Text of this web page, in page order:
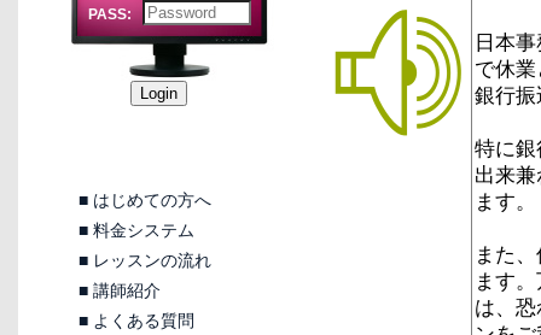
PASS:
■ はじめての方へ
■ 料金システム
■ レッスンの流れ
■ 講師紹介
■ よくある質問